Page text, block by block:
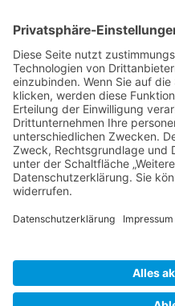
Suche
Sonstige
Kontakt
Facebook
Anfahrt & Lageplan